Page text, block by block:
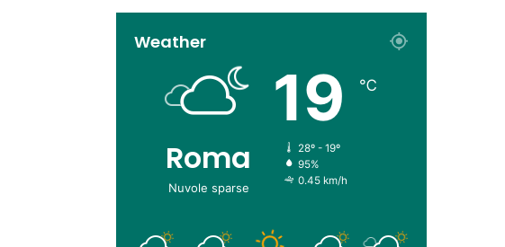
Weather
Roma
Nuvole sparse
19 ℃
28º - 19º
95%
0.45 km/h